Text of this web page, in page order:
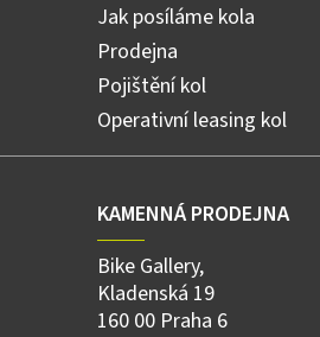
Jak posíláme kola
Prodejna
Pojištění kol
Operativní leasing kol
KAMENNÁ PRODEJNA
Bike Gallery,
Kladenská 19
160 00 Praha 6